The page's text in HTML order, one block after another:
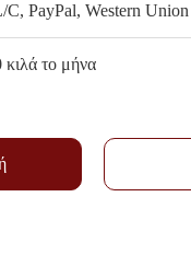
C, PayPal, Western Union
κιλά το μήνα